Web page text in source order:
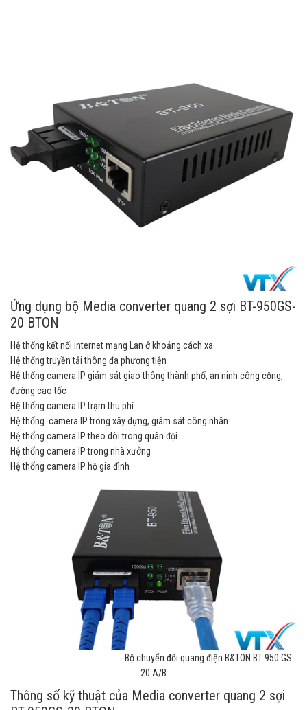
Ứng dụng bộ Media converter quang 2 sợi BT-950GS-
20 BTON
Hệ thống kết nối internet mạng Lan ở khoảng cách xa
Hệ thống truyền tải thông đa phương tiện
Hệ thống camera IP giám sát giao thông thành phố, an ninh công cộng,
đường cao tốc
Hệ thống camera IP trạm thu phí
Hệ thống camera IP trong xây dựng, giám sát công nhân
Hệ thống camera IP theo dõi trong quân đội
Hệ thống camera IP trong nhà xưởng
Hệ thống camera IP hộ gia đình
Bộ chuyển đổi quang điện B&TON BT 950 GS
20 A/B
Thông số kỹ thuật của Media converter quang 2 sợi